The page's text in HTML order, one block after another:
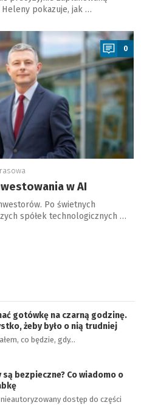
pokazuje, jak …
0
w AI
Po świetnych
spółek technologicznych …
gotówkę na czarną godzinę.
żeby było o nią trudniej
co będzie, gdy…
są bezpieczne? Co wiadomo o
dostęp do części